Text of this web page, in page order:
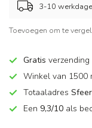
3-10
Toevoegen om te
Gratis verzending
Winkel van 1500
Totaaladres
Een 9,3/10 als